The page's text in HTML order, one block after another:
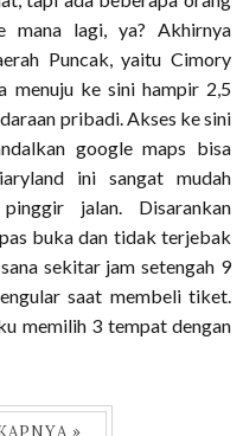
mana lagi, ya? Akhirnya
Puncak, yaitu Cimory
menuju ke sini hampir 2,5
pribadi. Akses ke sini
google maps bisa
ini sangat mudah
jalan. Disarankan
buka dan tidak terjebak
sekitar jam setengah 9
saat membeli tiket.
memilih 3 tempat dengan
»